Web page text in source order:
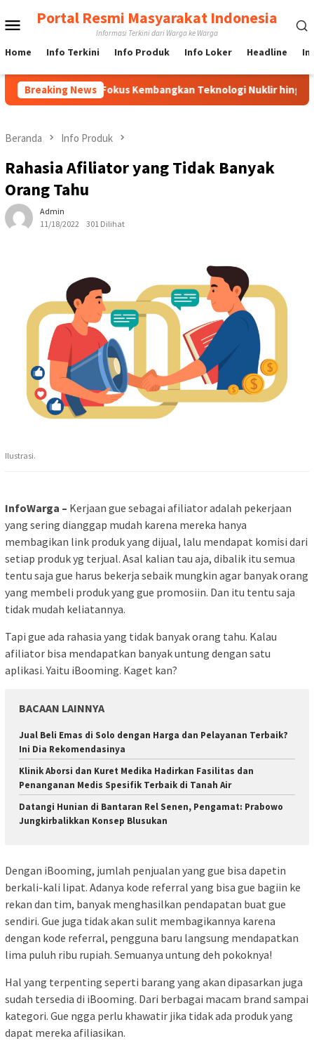
ke
Menu
Mobile
Portal Resmi Masyarakat Indonesia
Informasi Terkini dari Warga ke Warga
Home Info Terkini Info Produk Info Loker Headline
Breaking News
BRIN Fokus Kembangkan Teknologi Nuklir hingga AI
Beranda Info Produk
Rahasia Afiliator yang Tidak Banyak
Orang Tahu
Admin
11/18/2022
301 Dilihat
Ilustrasi.
InfoWarga – Kerjaan gue sebagai afiliator adalah pekerjaan
yang sering dianggap mudah karena mereka hanya
membagikan link produk yang dijual, lalu mendapat komisi dari
setiap produk yg terjual. Asal kalian tau aja, dibalik itu semua
tentu saja gue harus bekerja sebaik mungkin agar banyak orang
yang membeli produk yang gue promosiin. Dan itu tentu saja
tidak mudah keliatannya.
Tapi gue ada rahasia yang tidak banyak orang tahu. Kalau
afiliator bisa mendapatkan banyak untung dengan satu
aplikasi. Yaitu iBooming. Kaget kan?
BACAAN LAINNYA
Jual Beli Emas di Solo dengan Harga dan Pelayanan Terbaik?
Ini Dia Rekomendasinya
Klinik Aborsi dan Kuret Medika Hadirkan Fasilitas dan
Penanganan Medis Spesifik Terbaik di Tanah Air
Datangi Hunian di Bantaran Rel Senen, Pengamat: Prabowo
Jungkirbalikkan Konsep Blusukan
Dengan iBooming, jumlah penjualan yang gue bisa dapetin
berkali-kali lipat. Adanya kode referral yang bisa gue bagiin ke
rekan dan tim, banyak menghasilkan pendapatan buat gue
sendiri. Gue juga tidak akan sulit membagikannya karena
dengan kode referral, pengguna baru langsung mendapatkan
lima puluh ribu rupiah. Semuanya untung deh pokoknya!
Hal yang terpenting seperti barang yang akan dipasarkan juga
sudah tersedia di iBooming. Dari berbagai macam brand sampai
kategori. Gue ngga perlu khawatir jika tidak ada produk yang
dapat mereka afiliasikan.